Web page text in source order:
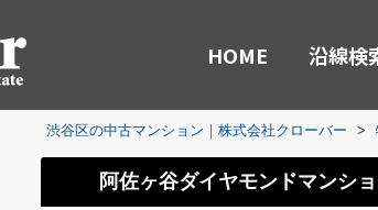
HOME 沿線検
渋谷区の中古マンション｜株式会社クローバー >
阿佐ヶ谷ダイヤモンドマンシ